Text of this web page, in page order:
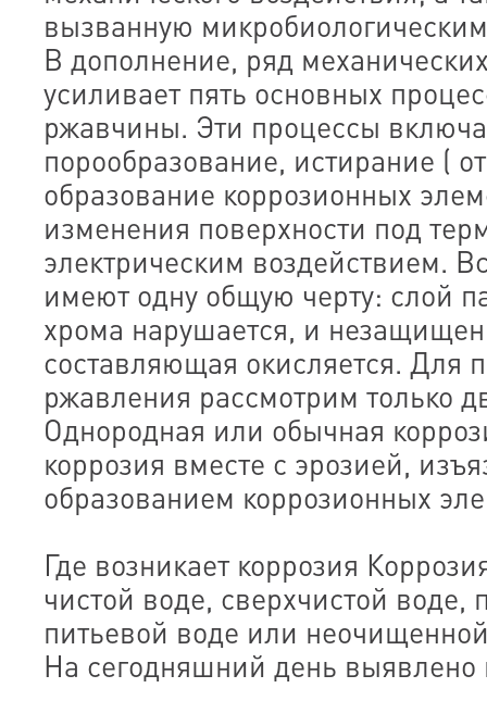
вызванную
В дополнение, ряд
усиливает пять основных
ржавчины. Эти процессы
порообразование, истирание (
образование коррозионных
изменения поверхности под
электрическим воздействием.
имеют одну общую черту: слой
хрома нарушается, и
составляющая окисляется. Для
ржавления рассмотрим только
Однородная или обычная
коррозия вместе с эрозией,
образованием коррозионных
Где возникает коррозия
чистой воде, сверхчистой
питьевой воде или
На сегодняшний день выявлено